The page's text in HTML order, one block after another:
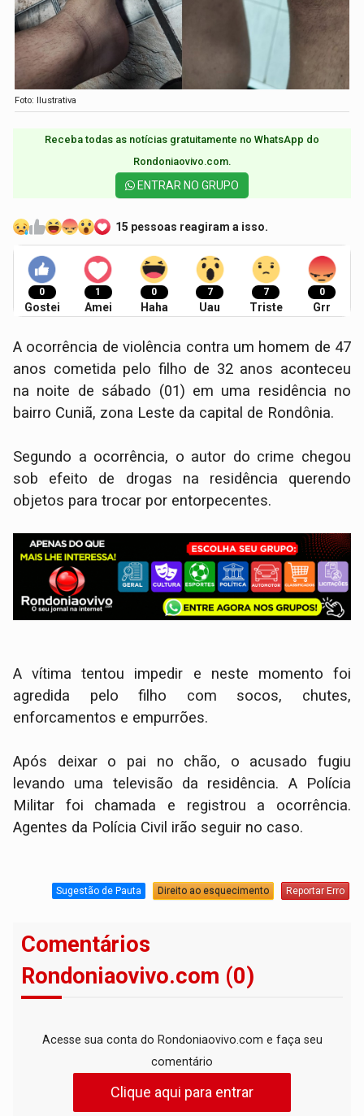
Foto: Ilustrativa
Receba todas as notícias gratuitamente no WhatsApp do
Rondoniaovivo.com.​
ENTRAR NO GRUPO
15 pessoas reagiram a isso.
0
Gostei
1
Amei
0
Haha
7
Uau
7
Triste
0
Grr
A ocorrência de violência contra um homem de 47
anos cometida pelo filho de 32 anos aconteceu
na noite de sábado (01) em uma residência no
bairro Cuniã, zona Leste da capital de Rondônia.
Segundo a ocorrência, o autor do crime chegou
sob efeito de drogas na residência querendo
objetos para trocar por entorpecentes.
A vítima tentou impedir e neste momento foi
agredida pelo filho com socos, chutes,
enforcamentos e empurrões.
Após deixar o pai no chão, o acusado fugiu
levando uma televisão da residência. A Polícia
Militar foi chamada e registrou a ocorrência.
Agentes da Polícia Civil irão seguir no caso.
Sugestão de Pauta Direito ao esquecimento Reportar Erro
Comentários
Rondoniaovivo.com (0)
Acesse sua conta do Rondoniaovivo.com e faça seu
comentário
Clique aqui para entrar